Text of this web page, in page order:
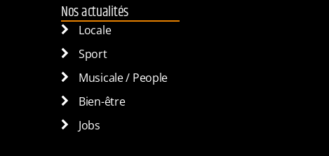
Nos actualités
Locale
Sport
Musicale / People
Bien-être
Jobs